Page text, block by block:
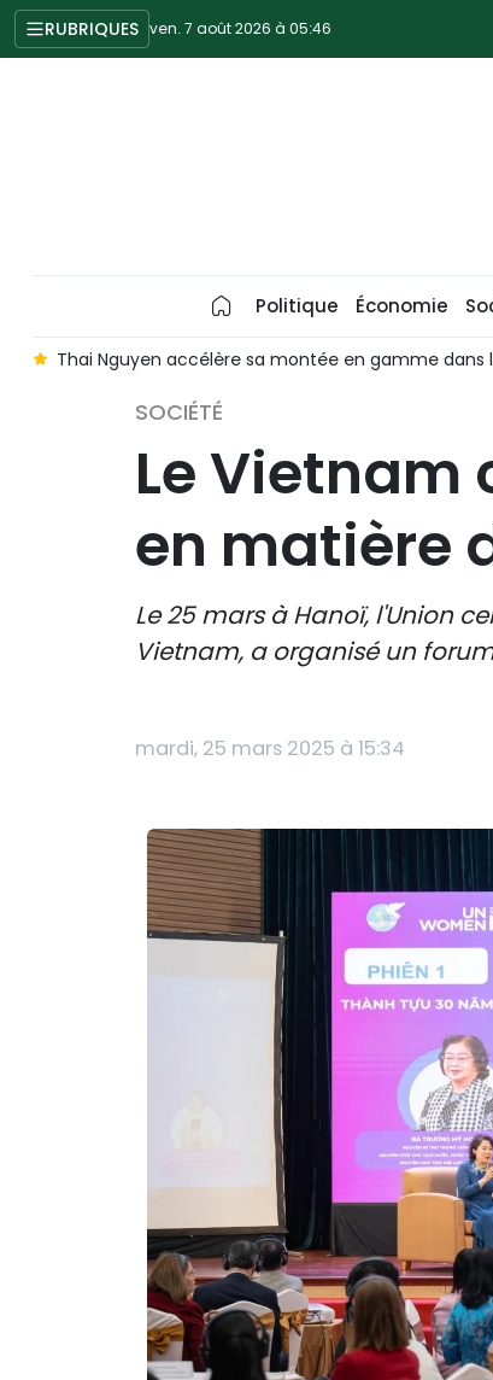
RUBRIQUES ven. 7 août 2026 à 05:46
Politique Économie
Thai Nguyen accélère sa montée en gamme
SOCIÉTÉ
Le
en matière
Le 25 mars à Hanoï, l'Union
Vietnam, a organisé un
mardi, 25 mars 2025 à 15:34